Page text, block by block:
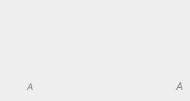
A A